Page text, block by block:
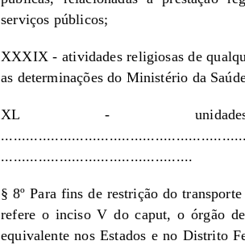
serviços públicos;
XXXIX - atividades religiosas de
as determinações do Ministério da
XL - unidades
..............................................
§ 8º Para fins de restrição do
refere o inciso V do caput, o órgão
equivalente nos Estados e no Distrito